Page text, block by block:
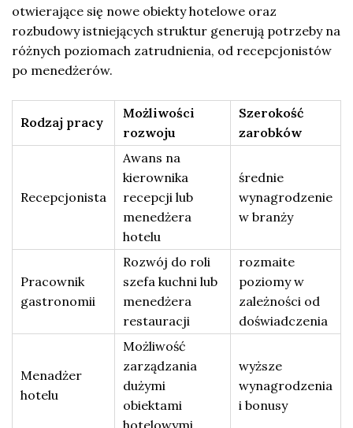
otwierające się nowe obiekty hotelowe oraz
rozbudowy istniejących struktur generują potrzeby na
różnych poziomach zatrudnienia, od recepcjonistów
po menedżerów.
Rodzaj pracy
Możliwości
rozwoju
Szerokość
zarobków
Recepcjonista
Awans na
kierownika
recepcji lub
menedżera
hotelu
średnie
wynagrodzenie
w branży
Pracownik
gastronomii
Rozwój do roli
szefa kuchni lub
menedżera
restauracji
rozmaite
poziomy w
zależności od
doświadczenia
Menadżer
hotelu
Możliwość
zarządzania
dużymi
obiektami
hotelowymi
wyższe
wynagrodzenia
i bonusy